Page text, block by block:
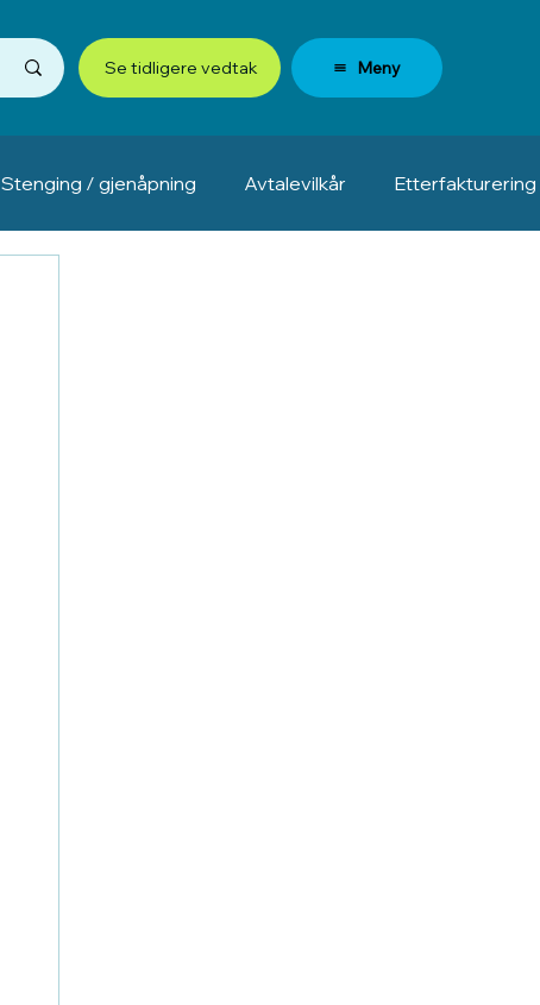
Se tidligere vedtak Meny
Stenging / gjenåpning Avtalevilkår Etterfakturering